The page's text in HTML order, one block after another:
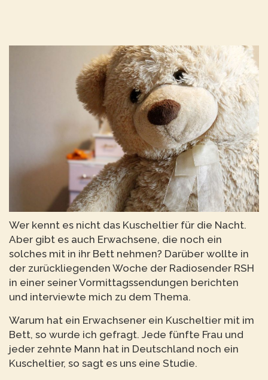
Wer kennt es nicht das Kuscheltier für die Nacht.
Aber gibt es auch Erwachsene, die noch ein
solches mit in ihr Bett nehmen? Darüber wollte in
der zurückliegenden Woche der Radiosender RSH
in einer seiner Vormittagssendungen berichten
und interviewte mich zu dem Thema.
Warum hat ein Erwachsener ein Kuscheltier mit im
Bett, so wurde ich gefragt. Jede fünfte Frau und
jeder zehnte Mann hat in Deutschland noch ein
Kuscheltier, so sagt es uns eine Studie.